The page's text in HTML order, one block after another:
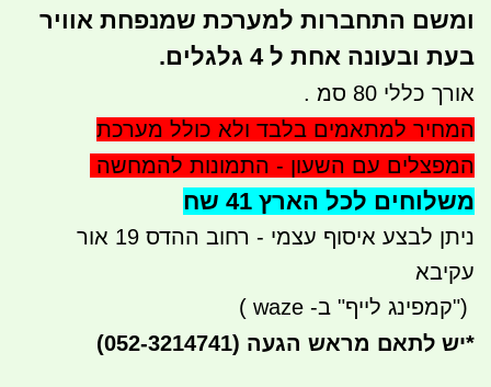
ומשם התחברות למערכת שמנפחת אוויר
בעת ובעונה אחת ל 4 גלגלים.
אורך כללי 80 סמ .
המחיר למתאמים בלבד ולא כולל מערכת
המפצלים עם השעון - התמונות להמחשה
משלוחים לכל הארץ 41 שח
ניתן לבצע איסוף עצמי - רחוב ההדס 19 אור
עקיבא
")קמפינג לייף" ב- waze
)
*יש לתאם מראש הגעה (052-3214741)